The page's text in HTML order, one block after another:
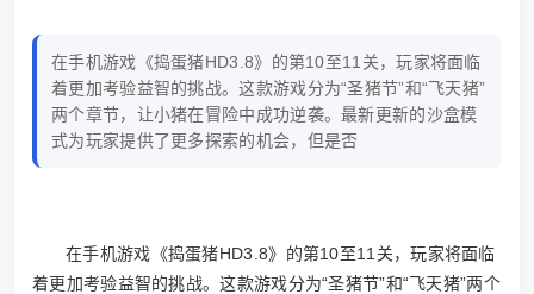
在手机游戏《捣蛋猪HD3.8》的第10至11关，玩家将面临
着更加考验益智的挑战。这款游戏分为“圣猪节”和“飞天猪”
两个章节，让小猪在冒险中成功逆袭。最新更新的沙盒模
式为玩家提供了更多探索的机会，但是否
在手机游戏《捣蛋猪HD3.8》的第10至11关，玩家将面临
着更加考验益智的挑战。这款游戏分为“圣猪节”和“飞天猪”两个